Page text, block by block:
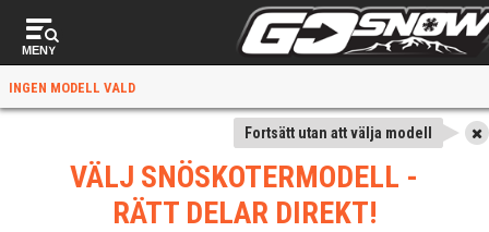
MENY
INGEN MODELL VALD
Fortsätt utan att välja modell
VÄLJ SNÖSKOTERMODELL -
RÄTT DELAR DIREKT!